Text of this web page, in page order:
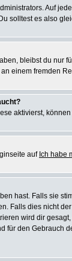
Auf
solltest es also
bleibst du nur
einem fremden
aktivierst,
auf Ich habe
hast. Falls sie
Falls dies nicht
wird dir
für den